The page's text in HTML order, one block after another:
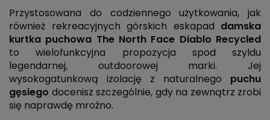
Przystosowana do codziennego użytkowania, jak
również rekreacyjnych górskich eskapad damska
kurtka puchowa The North Face Diablo Recycled
to wielofunkcyjna propozycja spod szyldu
legendarnej, outdoorowej marki. Jej
wysokogatunkową izolację z naturalnego puchu
gęsiego docenisz szczególnie, gdy na zewnątrz zrobi
się naprawdę mroźno.